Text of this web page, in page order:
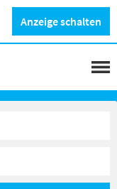
Anzeige schalten